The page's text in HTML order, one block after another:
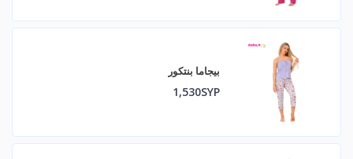
بيجاما بنتكور
1,530SYP